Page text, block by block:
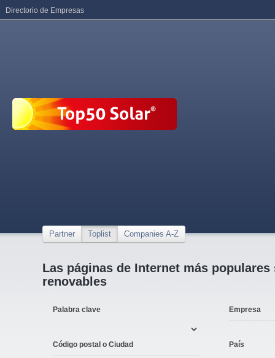
Partner Toplist Companies A-Z
Las páginas de Internet más populares
renovables
Palabra clave Empresa
Código postal o Ciudad País
Directorio de Empresas